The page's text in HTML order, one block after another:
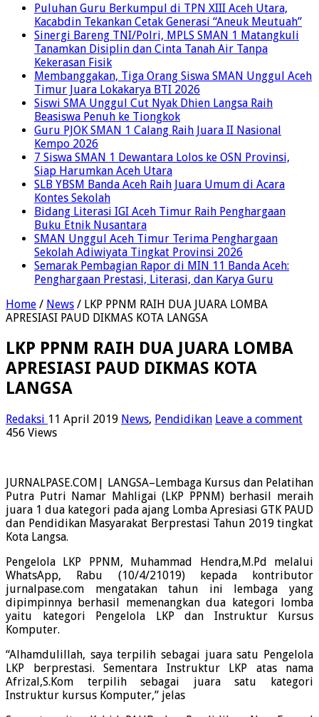
Puluhan Guru Berkumpul di TPN XIII Aceh Utara,
Kacabdin Tekankan Cetak Generasi “Aneuk Meutuah”
Sinergi Bareng TNI/Polri, MPLS SMAN 1 Matangkuli
Tanamkan Disiplin dan Cinta Tanah Air Tanpa
Kekerasan Fisik
Membanggakan, Tiga Orang Siswa SMAN Unggul Aceh
Timur Juara Lokakarya BTI 2026
Siswi SMA Unggul Cut Nyak Dhien Langsa Raih
Beasiswa Penuh ke Tiongkok
Guru PJOK SMAN 1 Calang Raih Juara II Nasional
Kempo 2026
7 Siswa SMAN 1 Dewantara Lolos ke OSN Provinsi,
Siap Harumkan Aceh Utara
SLB YBSM Banda Aceh Raih Juara Umum di Acara
Kontes Sekolah
Bidang Literasi IGI Aceh Timur Raih Penghargaan
Buku Etnik Nusantara
SMAN Unggul Aceh Timur Terima Penghargaan
Sekolah Adiwiyata Tingkat Provinsi 2026
Semarak Pembagian Rapor di MIN 11 Banda Aceh:
Penghargaan Prestasi, Literasi, dan Karya Guru
Home / News / LKP PPNM RAIH DUA JUARA LOMBA
APRESIASI PAUD DIKMAS KOTA LANGSA
LKP PPNM RAIH DUA JUARA LOMBA
APRESIASI PAUD DIKMAS KOTA
LANGSA
Redaksi 11 April 2019 News, Pendidikan Leave a comment
456 Views
JURNALPASE.COM| LANGSA–Lembaga Kursus dan Pelatihan
Putra Putri Namar Mahligai (LKP PPNM) berhasil meraih
juara 1 dua kategori pada ajang Lomba Apresiasi GTK PAUD
dan Pendidikan Masyarakat Berprestasi Tahun 2019 tingkat
Kota Langsa.
Pengelola LKP PPNM, Muhammad Hendra,M.Pd melalui
WhatsApp, Rabu (10/4/21019) kepada kontributor
jurnalpase.com mengatakan tahun ini lembaga yang
dipimpinnya berhasil memenangkan dua kategori lomba
yaitu kategori Pengelola LKP dan Instruktur Kursus
Komputer.
“Alhamdulillah, saya terpilih sebagai juara satu Pengelola
LKP berprestasi. Sementara Instruktur LKP atas nama
Afrizal,S.Kom terpilih sebagai juara satu kategori
Instruktur kursus Komputer,” jelas